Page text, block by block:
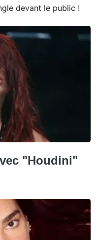
devant le public !
"Houdini"